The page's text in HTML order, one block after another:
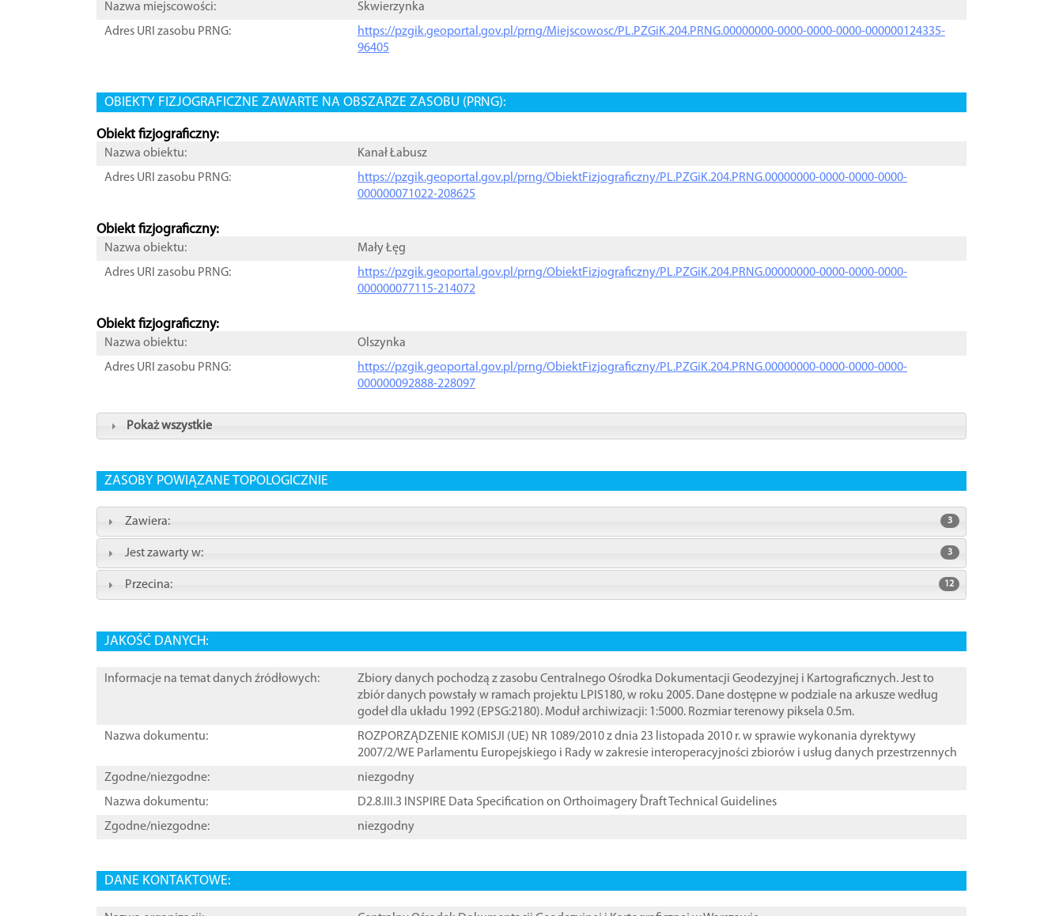
Nazwa miejscowości:
Skwierzynka
Adres URI zasobu PRNG:
https://pzgik.geoportal.gov.pl/prng/Miejscowosc/PL.PZGiK.204.PRNG.00000000-0000-0000-0000-000000124335-
96405
OBIEKTY FIZJOGRAFICZNE ZAWARTE NA OBSZARZE ZASOBU (PRNG):
Obiekt fizjograficzny:
Nazwa obiektu:
Kanał Łabusz
Adres URI zasobu PRNG:
https://pzgik.geoportal.gov.pl/prng/ObiektFizjograficzny/PL.PZGiK.204.PRNG.00000000-0000-0000-0000-
000000071022-208625
Obiekt fizjograficzny:
Nazwa obiektu:
Mały Łęg
Adres URI zasobu PRNG:
https://pzgik.geoportal.gov.pl/prng/ObiektFizjograficzny/PL.PZGiK.204.PRNG.00000000-0000-0000-0000-
000000077115-214072
Obiekt fizjograficzny:
Nazwa obiektu:
Olszynka
Adres URI zasobu PRNG:
https://pzgik.geoportal.gov.pl/prng/ObiektFizjograficzny/PL.PZGiK.204.PRNG.00000000-0000-0000-0000-
000000092888-228097
Pokaż wszystkie
ZASOBY POWIĄZANE TOPOLOGICZNIE
Zawiera: 3
Jest zawarty w: 3
Przecina: 12
JAKOŚĆ DANYCH:
Informacje na temat danych źródłowych:
Zbiory danych pochodzą z zasobu Centralnego Ośrodka Dokumentacji Geodezyjnej i Kartograficznych. Jest to
zbiór danych powstały w ramach projektu LPIS180, w roku 2005. Dane dostępne w podziale na arkusze według
godeł dla układu 1992 (EPSG:2180). Moduł archiwizacji: 1:5000. Rozmiar terenowy piksela 0.5m.
Nazwa dokumentu:
ROZPORZĄDZENIE KOMISJI (UE) NR 1089/2010 z dnia 23 listopada 2010 r. w sprawie wykonania dyrektywy
2007/2/WE Parlamentu Europejskiego i Rady w zakresie interoperacyjności zbiorów i usług danych przestrzennych
Zgodne/niezgodne:
niezgodny
Nazwa dokumentu:
D2.8.III.3 INSPIRE Data Specification on Orthoimagery ֠Draft Technical Guidelines
Zgodne/niezgodne:
niezgodny
DANE KONTAKTOWE: